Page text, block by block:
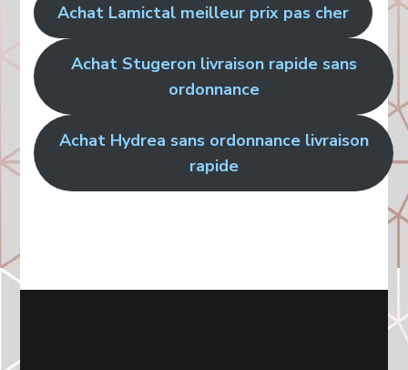
Achat Lamictal meilleur prix pas cher
Achat Stugeron livraison rapide sans
ordonnance
Achat Hydrea sans ordonnance livraison
rapide